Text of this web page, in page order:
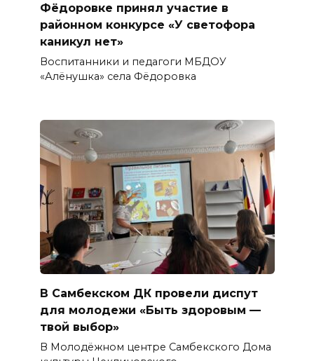
Фёдоровке принял участие в
районном конкурсе «У светофора
каникул нет»
Воспитанники и педагоги МБДОУ
«Алёнушка» села Фёдоровка
В Самбекском ДК провели диспут
для молодежи «Быть здоровым —
твой выбор»
В Молодёжном центре Самбекского Дома